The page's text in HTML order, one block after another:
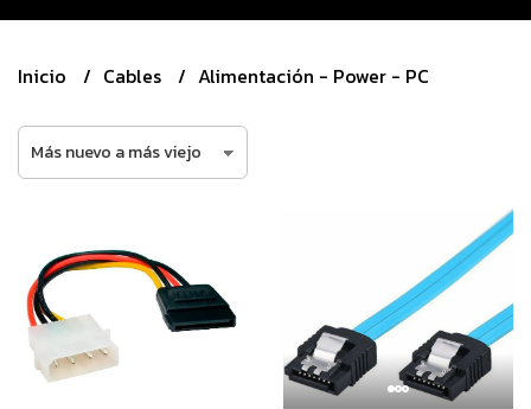
Inicio Cables Alimentación - Power - PC